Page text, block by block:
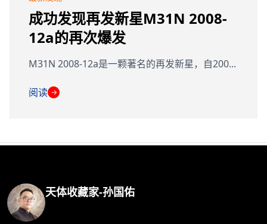
成功发现再发新星M31N 2008-
12a的再次爆发
M31N 2008-12a是一颗著名的再发新星，自200...
阅读 →
天体收藏家-孙国佑